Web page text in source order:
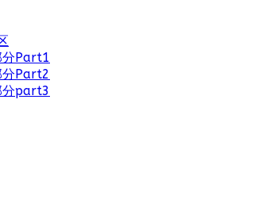
分Part1
分Part2
分part3